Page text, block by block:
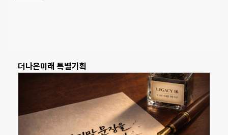
더나은미래 특별기획